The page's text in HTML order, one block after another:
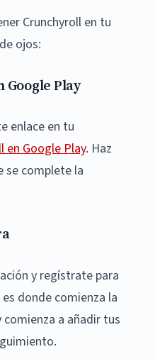
Crunchyroll en tu
ojos:
Google Play
enlace en tu
en Google Play. Haz
se complete la
y regístrate para
donde comienza la
a añadir tus